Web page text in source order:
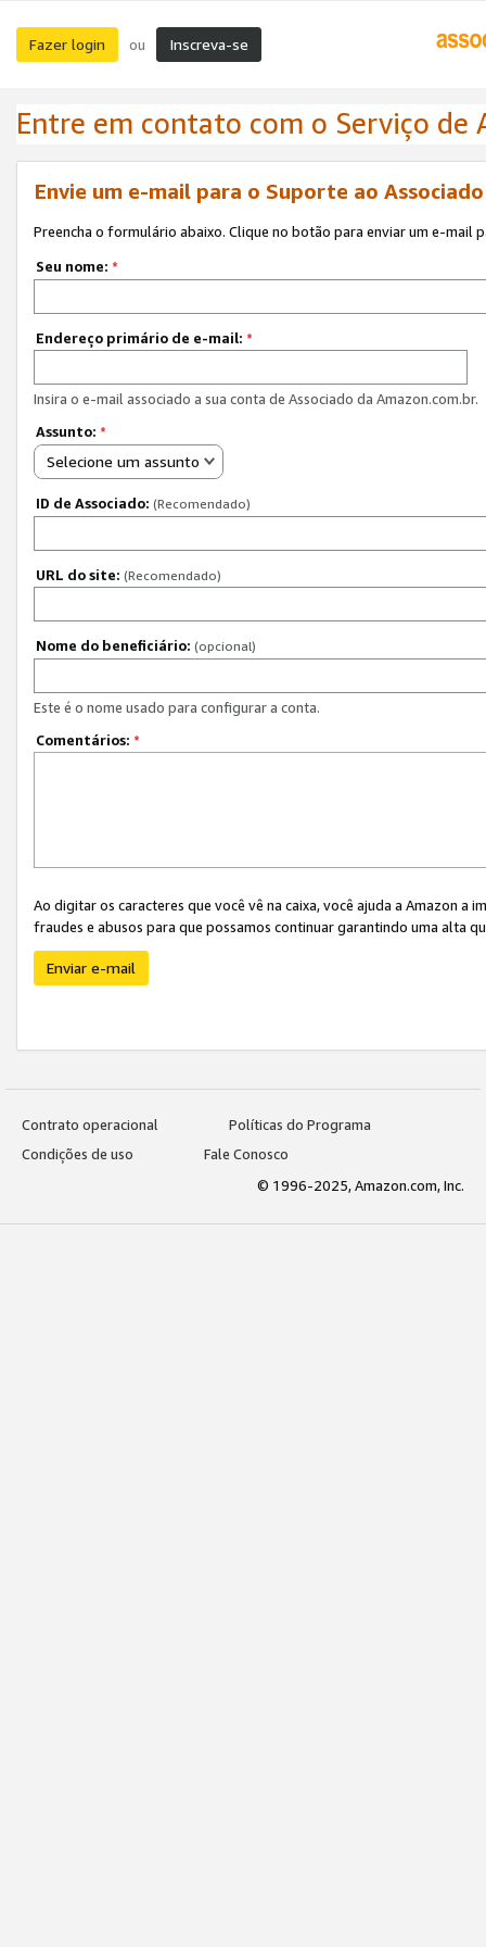
Fazer login ou Inscreva-se
Entre em contato com o Serviço de
Envie um e-mail para o Suporte ao
Preencha o formulário abaixo. Clique no botão para enviar um e-mail
Seu nome: *
Endereço primário de e-mail: *
Insira o e-mail associado a sua conta de Associado da Amazon.com.br.
Assunto: *
Selecione um assunto
ID de Associado: (Recomendado)
URL do site: (Recomendado)
Nome do beneficiário: (opcional)
Este é o nome usado para configurar a conta.
Comentários: *
Ao digitar os caracteres que você vê na caixa, você ajuda a Amazon
fraudes e abusos para que possamos continuar garantindo uma alta
Enviar e-mail
Contrato operacional
Políticas do Programa
Condições de uso
Fale Conosco
© 1996-2025, Amazon.com, Inc.